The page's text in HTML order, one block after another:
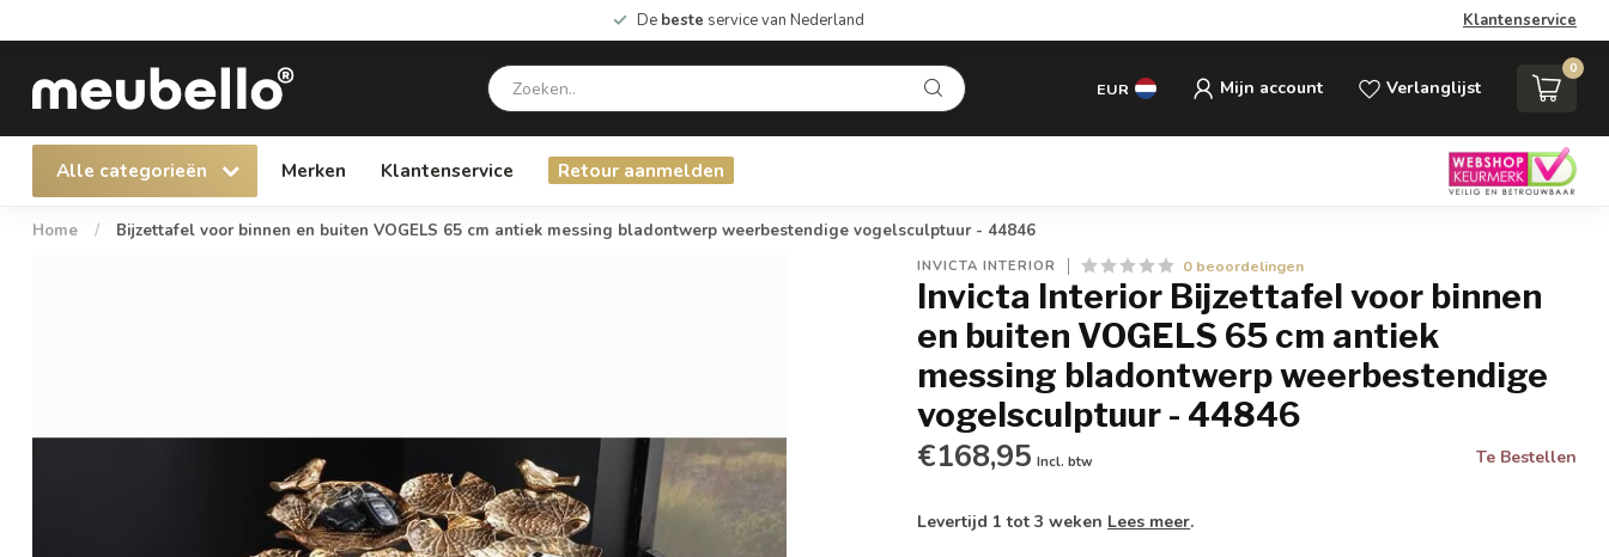
De beste service van Nederland Klantenservice
EUR Mijn account Verlanglijst
0
Alle categorieën Merken Klantenservice Retour aanmelden
Home / Bijzettafel voor binnen en buiten VOGELS 65 cm antiek messing bladontwerp weerbestendige vogelsculptuur - 44846
INVICTA INTERIOR 0 beoordelingen
Invicta Interior Bijzettafel voor binnen
en buiten VOGELS 65 cm antiek
messing bladontwerp weerbestendige
vogelsculptuur - 44846
€168,95 Incl. btw Te Bestellen
Levertijd 1 tot 3 weken Lees meer.